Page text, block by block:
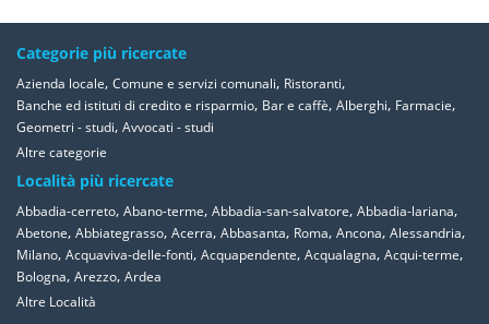
Categorie più ricercate
Azienda locale, Comune e servizi comunali, Ristoranti,
Banche ed istituti di credito e risparmio, Bar e caffè, Alberghi, Farmacie,
Geometri - studi, Avvocati - studi
Altre categorie
Località più ricercate
Abbadia-cerreto, Abano-terme, Abbadia-san-salvatore, Abbadia-lariana,
Abetone, Abbiategrasso, Acerra, Abbasanta, Roma, Ancona, Alessandria,
Milano, Acquaviva-delle-fonti, Acquapendente, Acqualagna, Acqui-terme,
Bologna, Arezzo, Ardea
Altre Località